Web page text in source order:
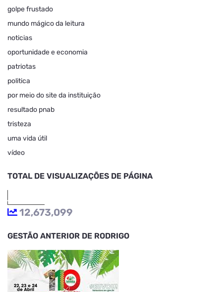
golpe frustado
mundo mágico da leitura
noticias
oportunidade e economia
patriotas
politica
por meio do site da instituição
resultado pnab
tristeza
uma vida útil
vídeo
TOTAL DE VISUALIZAÇÕES DE PÁGINA
12,673,099
GESTÃO ANTERIOR DE RODRIGO